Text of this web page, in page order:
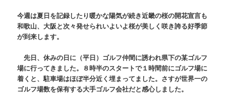
今週は夏日を記録したり暖かな陽気が続き近畿の桜の開花宣言も
和歌山、大阪と次々発せられいよいよ桜が美しく咲き誇る好季節
が到来します。
先日、休みの日に（平日）ゴルフ仲間に誘われ県下の某ゴルフ
場に行ってきました。８時半のスタートで１時間前にゴルフ場に
着くと、駐車場はほぼ半分近く埋まってました。さすが世界一の
ゴルフ場数を保有する大手ゴルフ会社だと感心しました。